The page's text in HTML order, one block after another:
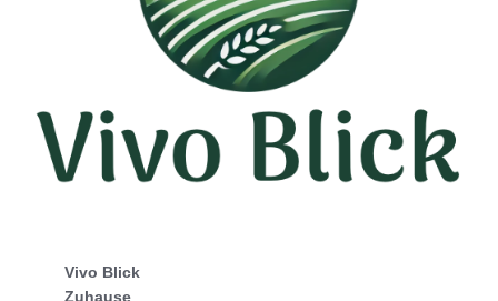
Vivo Blick
Zuhause